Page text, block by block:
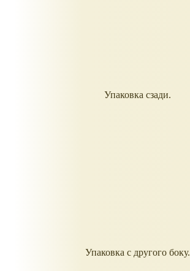
Упаковка сзади.
Упаковка с другого боку.